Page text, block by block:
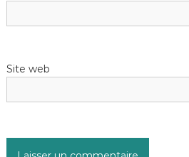
Site web